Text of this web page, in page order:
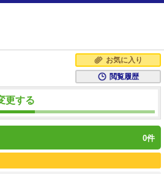
お気に入り
閲覧履歴
更する
0件